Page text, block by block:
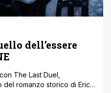
dell’essere
The Last Duel,
del romanzo storico di Eric